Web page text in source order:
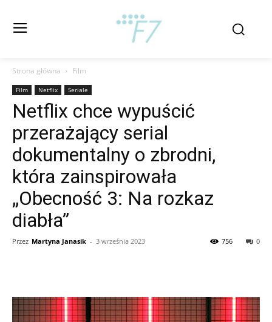
Strona główna Film
Film Netflix Seriale
Netflix chce wypuścić
przerażający serial
dokumentalny o zbrodni,
która zainspirowała
„Obecność 3: Na rozkaz
diabła”
Przez Martyna Janasik - 3 września 2023 0
756